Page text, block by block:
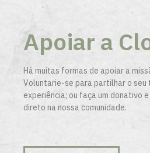
Apoiar a
Há muitas formas de apoiar a
Voluntarie-se para partilhar o seu
experiência; ou faça um donativo
direto na nossa comunidade.